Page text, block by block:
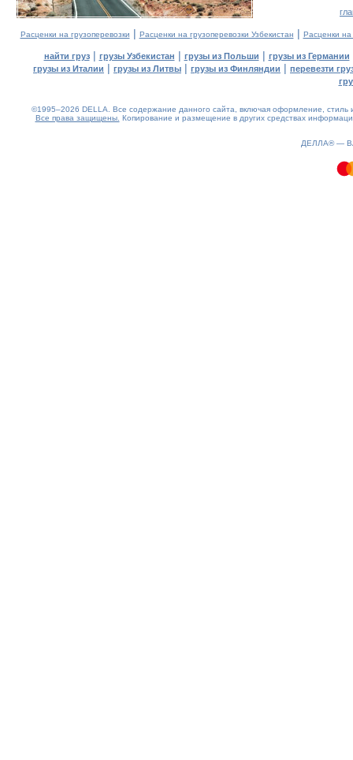
Расценки на грузоперевозки | Расценки на грузоперевозки Узбекистан | Расценки
найти груз| грузы Узбекистан | грузы из Польши | грузы из Германии
грузы из Италии | грузы из Литвы | грузы из Финляндии | перевезти
©1995–2026 DELLA. Все содержание данного сайта, включая оформление, стиль
Все права защищены. Копирование и размещение в других средствах
ДЕЛЛА® —